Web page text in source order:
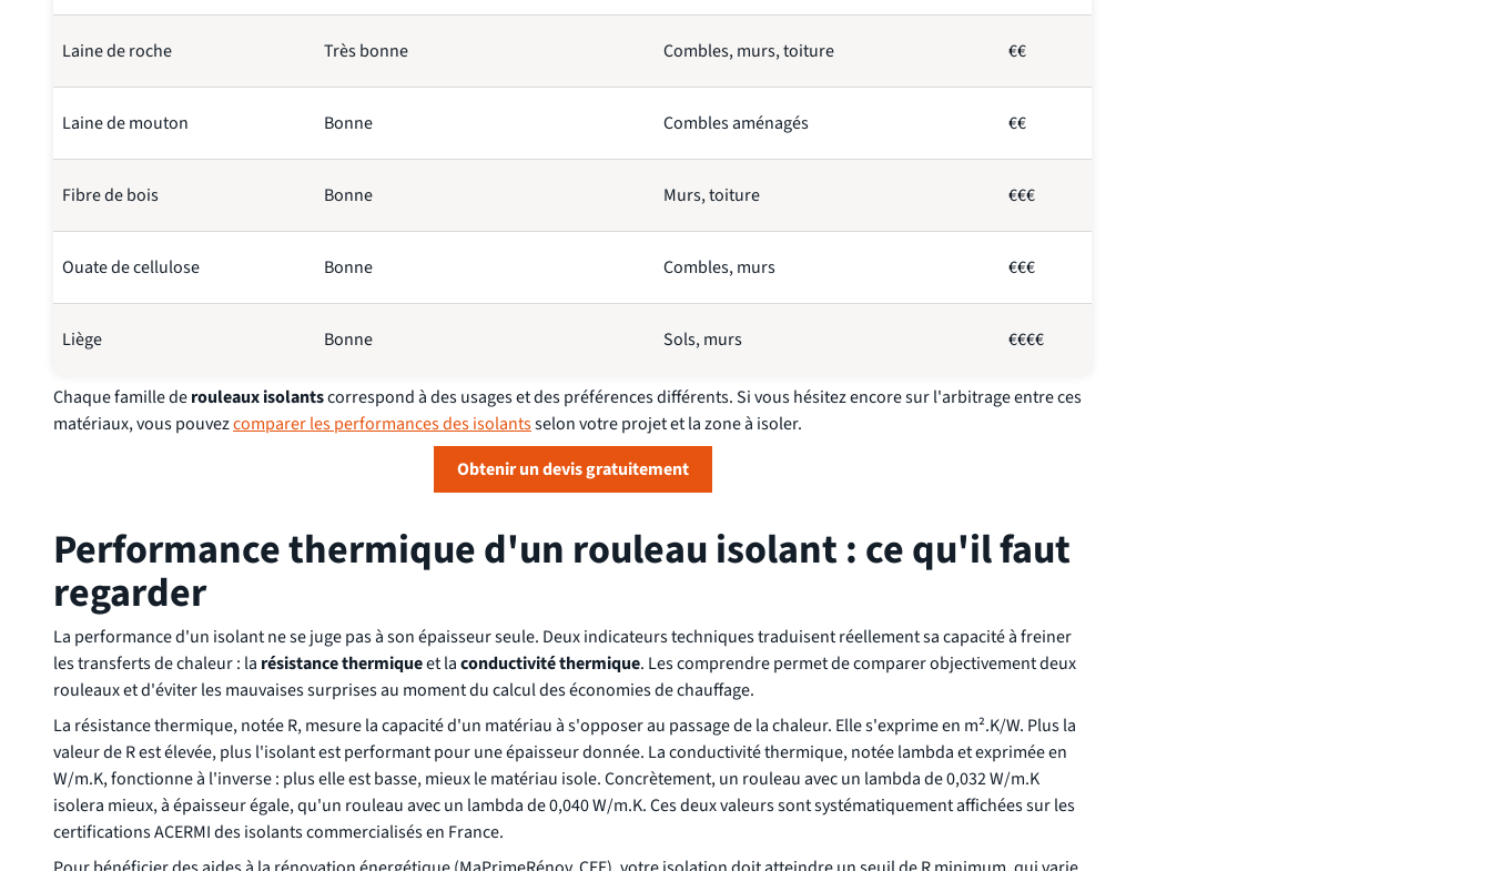
Laine de roche Très bonne Combles, murs, toiture €€
Laine de mouton Bonne Combles aménagés €€
Fibre de bois Bonne Murs, toiture €€€
Ouate de cellulose Bonne Combles, murs €€€
Liège Bonne Sols, murs €€€€
Chaque famille derouleaux isolantscorrespond à des usages et des préférences différents. Si vous hésitez encore sur l'arbitrage entre ces
matériaux, vous pouvezcomparer les performances des isolantsselon votre projet et la zone à isoler.
Obtenir un devis gratuitement
Performance thermique d'un rouleau isolant : ce qu'il faut
regarder
La performance d'un isolant ne se juge pas à son épaisseur seule. Deux indicateurs techniques traduisent réellement sa capacité à freiner
les transferts de chaleur : la résistance thermiqueet laconductivité thermique. Les comprendre permet de comparer objectivement deux
rouleaux et d'éviter les mauvaises surprises au moment du calcul des économies de chauffage.
La résistance thermique, notée R, mesure la capacité d'un matériau à s'opposer au passage de la chaleur. Elle s'exprime en m².K/W. Plus la
valeur de R est élevée, plus l'isolant est performant pour une épaisseur donnée. La conductivité thermique, notée lambda et exprimée en
W/m.K, fonctionne à l'inverse : plus elle est basse, mieux le matériau isole. Concrètement, un rouleau avec un lambda de 0,032 W/m.K
isolera mieux, à épaisseur égale, qu'un rouleau avec un lambda de 0,040 W/m.K. Ces deux valeurs sont systématiquement affichées sur les
certifications ACERMI des isolants commercialisés en France.